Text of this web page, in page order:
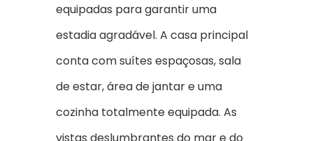
equipadas para garantir uma
estadia agradável. A casa principal
conta com suítes espaçosas, sala
de estar, área de jantar e uma
cozinha totalmente equipada. As